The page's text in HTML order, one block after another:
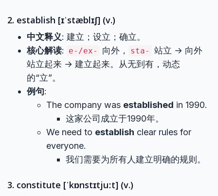
2. establish [ɪˈstæblɪʃ] (v.)
中文释义: 建立；设立；确立。
核心解读: e-/ex- 向外， sta-
站立 → 向外
站立起来 → 建立起来。从无到有，动态
的“立”。
例句:
The company was established in 1990.
这家公司成立于1990年。
We need to establish clear rules for
everyone.
我们需要为所有人建立明确的规则。
3. constitute [ˈkɒnstɪtjuːt] (v.)